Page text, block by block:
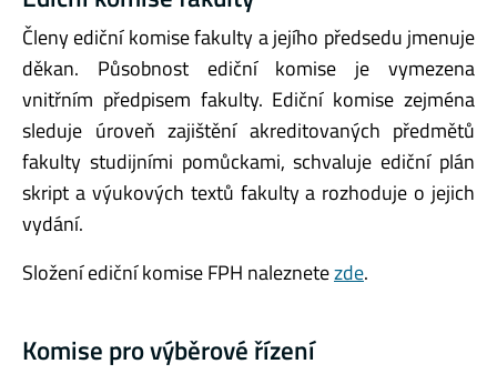
Členy ediční komise fakulty a jejího předsedu jmenuje
děkan. Působnost ediční komise je vymezena
vnitřním předpisem fakulty. Ediční komise zejména
sleduje úroveň zajištění akreditovaných předmětů
fakulty studijními pomůckami, schvaluje ediční plán
skript a výukových textů fakulty a rozhoduje o jejich
vydání.
Složení ediční komise FPH naleznetezde.
Komise pro výběrové řízení